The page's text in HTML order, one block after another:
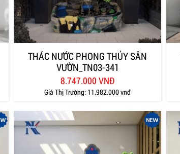
THÁC NƯỚC PHONG THỦY SÂN
VƯỜN_TN03-341
8.747.000 VNĐ
Giá Thị Trường: 11.982.000 vnđ